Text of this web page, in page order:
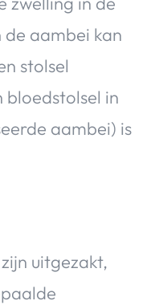
aambei kan
stolsel
bloedstolsel in
aambei) is
uitgezakt,